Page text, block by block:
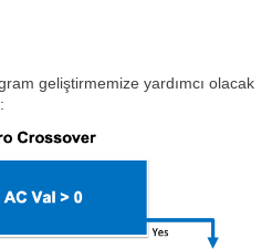
geliştirmemize yardımcı olacak